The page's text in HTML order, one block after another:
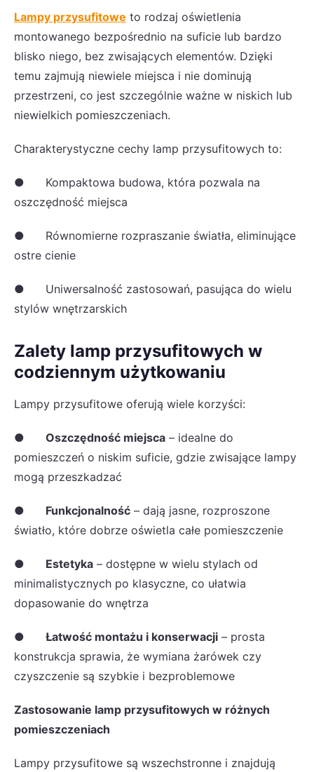
Lampy przysufitowe to rodzaj oświetlenia
montowanego bezpośrednio na suficie lub bardzo
blisko niego, bez zwisających elementów. Dzięki
temu zajmują niewiele miejsca i nie dominują
przestrzeni, co jest szczególnie ważne w niskich lub
niewielkich pomieszczeniach.
Charakterystyczne cechy lamp przysufitowych to:
● Kompaktowa budowa, która pozwala na
oszczędność miejsca
● Równomierne rozpraszanie światła, eliminujące
ostre cienie
● Uniwersalność zastosowań, pasująca do wielu
stylów wnętrzarskich
Zalety lamp przysufitowych w
codziennym użytkowaniu
Lampy przysufitowe oferują wiele korzyści:
● Oszczędność miejsca – idealne do
pomieszczeń o niskim suficie, gdzie zwisające lampy
mogą przeszkadzać
● Funkcjonalność – dają jasne, rozproszone
światło, które dobrze oświetla całe pomieszczenie
● Estetyka – dostępne w wielu stylach od
minimalistycznych po klasyczne, co ułatwia
dopasowanie do wnętrza
● Łatwość montażu i konserwacji – prosta
konstrukcja sprawia, że wymiana żarówek czy
czyszczenie są szybkie i bezproblemowe
Zastosowanie lamp przysufitowych w różnych
pomieszczeniach
Lampy przysufitowe są wszechstronne i znajdują